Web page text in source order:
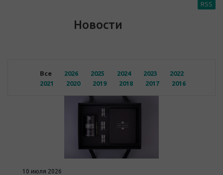
Новости
RSS
Все 2026 2025 2024 2023
2022
2021
2020 2019 2018 2017 2016
10 июля 2026